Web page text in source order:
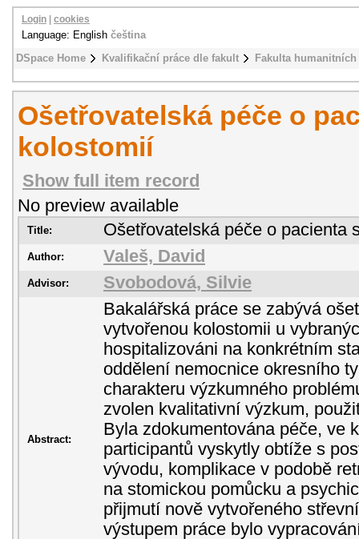
DSpace Home Kvalifikační práce dle fakult Fakulta
Login cookies
Language: English čeština
Ošetřovatelská péče o
kolostomií
Show full item record
No preview available
Title: Ošetřovatelská péče o pacienta
Author: Valeš, David
Advisor: Svobodová, Silvie
Abstract:
Bakalářská práce se zabývá
vytvořenou kolostomii u
hospitalizováni na konkrétním
oddělení nemocnice okresního
charakteru výzkumného
zvolen kvalitativní výzkum,
Byla zdokumentována péče, ve
participantů vyskytly obtíže s
vývodu, komplikace v podobě
na stomickou pomůcku a
přijmutí nově vytvořeného
výstupem práce bylo